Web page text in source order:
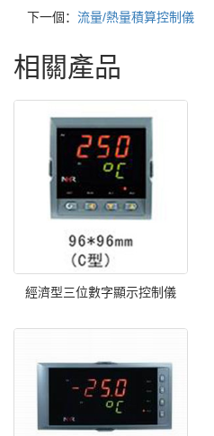
下一個： 流量/熱量積算控制儀
相關產品
經濟型三位數字顯示控制儀